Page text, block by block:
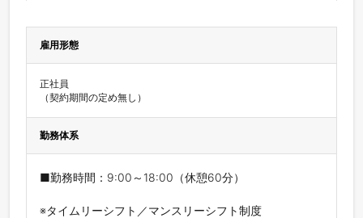
雇用形態
正社員
（契約期間の定め無し）
勤務体系
■勤務時間：9:00～18:00（休憩60分）
※タイムリーシフト／マンスリーシフト制度